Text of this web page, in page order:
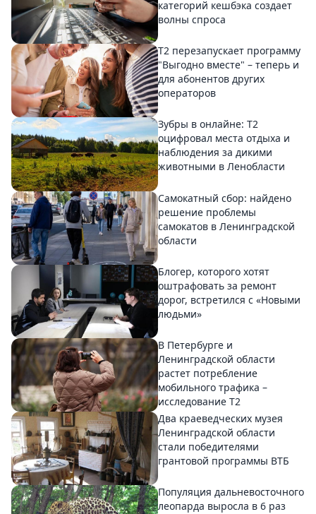
категорий кешбэка создает
волны спроса
Т2 перезапускает программу
"Выгодно вместе" – теперь и
для абонентов других
операторов
Зубры в онлайне: Т2
оцифровал места отдыха и
наблюдения за дикими
животными в Ленобласти
Самокатный сбор: найдено
решение проблемы
самокатов в Ленинградской
области
Блогер, которого хотят
оштрафовать за ремонт
дорог, встретился с «Новыми
людьми»
В Петербурге и
Ленинградской области
растет потребление
мобильного трафика –
исследование T2
Два краеведческих музея
Ленинградской области
стали победителями
грантовой программы ВТБ
Популяция дальневосточного
леопарда выросла в 6 раз